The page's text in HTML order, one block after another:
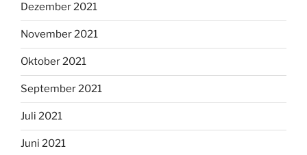
Dezember 2021
November 2021
Oktober 2021
September 2021
Juli 2021
Juni 2021